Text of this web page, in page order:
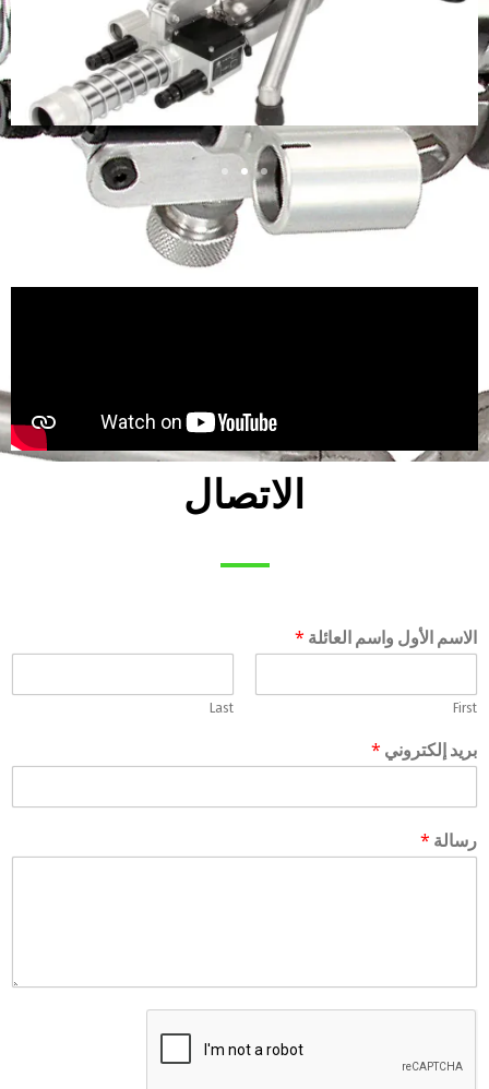
الاتصال
الاسم الأول واسم العائلة *
First
Last
بريد إلكتروني *
رسالة *